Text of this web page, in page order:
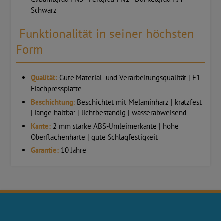
Schwarz
Funktionalität in seiner höchsten
Form
Qualität: Gute Material- und Verarbeitungsqualität | E1-
Flachpressplatte
Beschichtung: Beschichtet mit Melaminharz | kratzfest
| lange haltbar | lichtbeständig | wasserabweisend
Kante: 2 mm starke ABS-Umleimerkante | hohe
Oberflächenhärte | gute Schlagfestigkeit
Garantie: 10 Jahre